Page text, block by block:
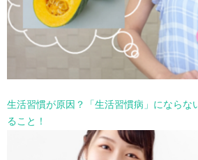
生活習慣が原因？「生活習慣病」にならな
ること！